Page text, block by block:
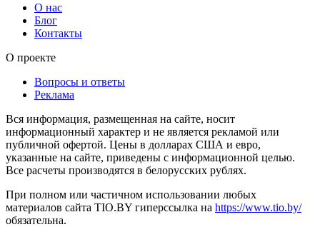
О нас
Блог
Контакты
О проекте
Вопросы и ответы
Реклама
Вся информация, размещенная на сайте, носит
информационный характер и не является рекламой или
публичной офертой. Цены в долларах США и евро,
указанные на сайте, приведены с информационной целью.
Все расчеты производятся в белорусских рублях.
При полном или частичном использовании любых
материалов сайта TIO.BY гиперссылка на https://www.tio.by/
обязательна.